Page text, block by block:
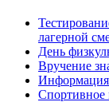
лагерной
День
Вручение
Спортивное